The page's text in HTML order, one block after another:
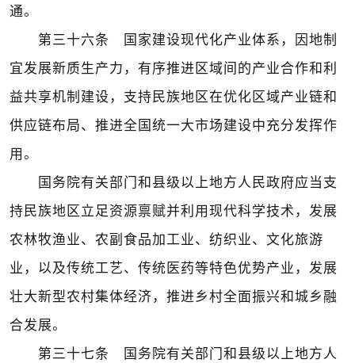
通。
第三十六条 国家建设现代化产业体系，因地制
宜发展新质生产力，有序推进区域间的产业合作和利
益共享机制建设，支持民族地区在优化区域产业链和
供应链布局、推进全国统一大市场建设中充分发挥作
用。
国务院有关部门和县级以上地方人民政府应当支
持民族地区立足资源禀赋并利用现代科学技术，发展
农林牧渔业、农副食品加工业、纺织业、文化旅游
业，以及传统工艺、传统医药等特色优势产业，发展
壮大新型农村集体经济，推进乡村全面振兴和城乡融
合发展。
第三十七条 国务院有关部门和县级以上地方人